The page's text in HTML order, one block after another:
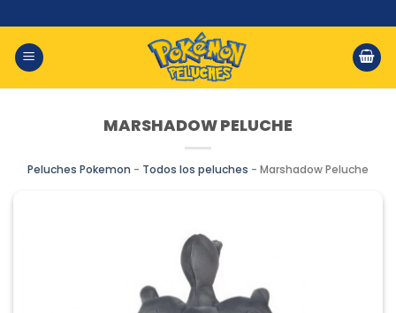
al
contenido
MARSHADOW PELUCHE
Peluches Pokemon - Todos los peluches - Marshadow Peluche